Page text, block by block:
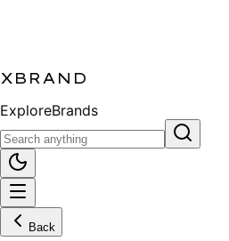
XBRAND
ExploreBrands
Back